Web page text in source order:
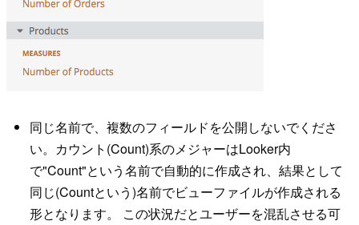
同じ名前で、複数のフィールドを公開しないでくださ
い。カウント(Count)系のメジャーはLooker内
で"Count"という名前で自動的に作成され、結果として
同じ(Countという)名前でビューファイルが作成される
形となります。 この状況だとユーザーを混乱させる可